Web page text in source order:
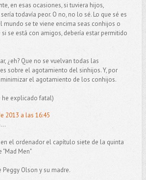
en esas ocasiones, si tuviera hijos,
todavía peor. O no, no lo sé. Lo que sé es
mundo se te viene encima seas conhijos o
se está con amigos, debería estar permitido
¿eh? Que no se vuelvan todas las
sobre el agotamiento del sinhijos. Y, por
el agotamiento de los conhijos.
he explicado fatal)
2013 a las 16:45
el ordenador el capítulo siete de la quinta
"Mad Men"
Olson y su madre.